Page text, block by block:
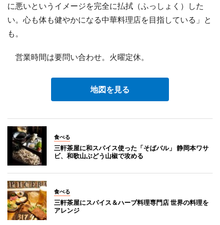
に悪いというイメージを完全に払拭（ふっしょく）した
い。心も体も健やかになる中華料理店を目指している」と
も。
営業時間は要問い合わせ。火曜定休。
地図を見る
食べる
三軒茶屋に和スパイス使った「そばバル」 静岡本ワサ
ビ、和歌山ぶどう山椒で攻める
食べる
三軒茶屋にスパイス＆ハーブ料理専門店 世界の料理を
アレンジ